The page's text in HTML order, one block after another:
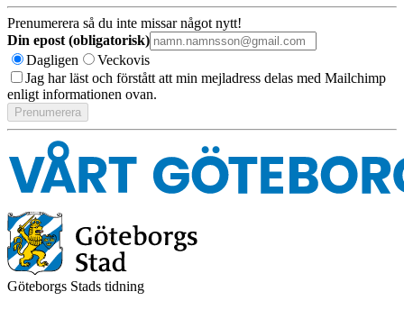
Prenumerera så du inte missar något nytt!
Din epost (obligatorisk)
Dagligen
Veckovis
Jag har läst och förstått att min mejladress delas med Mailchimp
enligt informationen ovan.
Göteborgs Stads tidning